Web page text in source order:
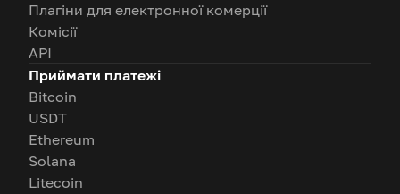
Плагіни для електронної комерції
Комісії
API
Приймати платежі
Bitcoin
USDT
Ethereum
Solana
Litecoin